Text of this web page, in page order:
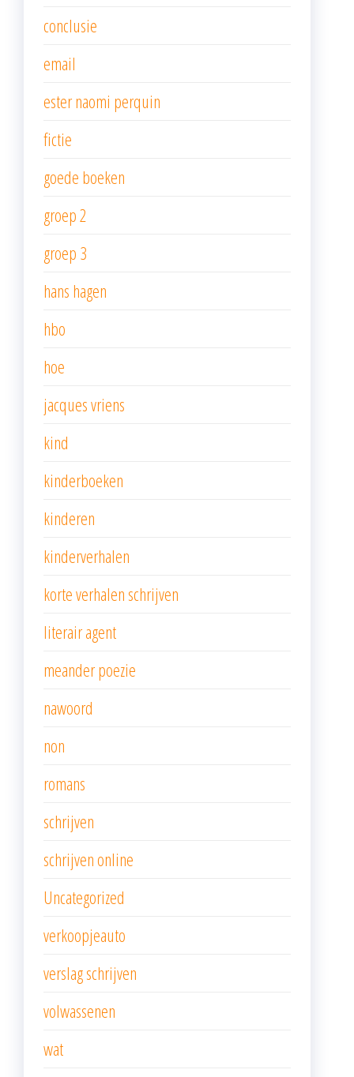
conclusie
email
ester naomi perquin
fictie
goede boeken
groep 2
groep 3
hans hagen
hbo
hoe
jacques vriens
kind
kinderboeken
kinderen
kinderverhalen
korte verhalen schrijven
literair agent
meander poezie
nawoord
non
romans
schrijven
schrijven online
Uncategorized
verkoopjeauto
verslag schrijven
volwassenen
wat